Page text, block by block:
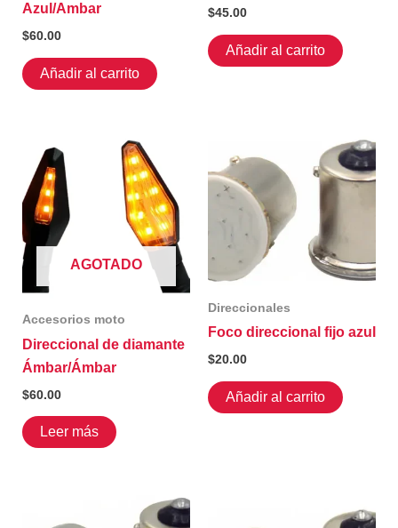
Azul/Ambar
$60.00
Añadir al carrito
$45.00
Añadir al carrito
AGOTADO
Accesorios moto
Direccional de diamante
Ámbar/Ámbar
$60.00
Leer más
Direccionales
Foco direccional fijo azul
$20.00
Añadir al carrito